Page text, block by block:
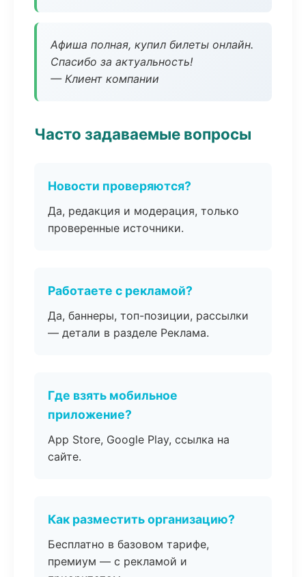
Афиша полная, купил билеты онлайн.
Спасибо за актуальность!
— Клиент компании
Часто задаваемые вопросы
Новости проверяются?
Да, редакция и модерация, только
проверенные источники.
Работаете с рекламой?
Да, баннеры, топ-позиции, рассылки
— детали в разделе Реклама.
Где взять мобильное
приложение?
App Store, Google Play, ссылка на
сайте.
Как разместить организацию?
Бесплатно в базовом тарифе,
премиум — с рекламой и